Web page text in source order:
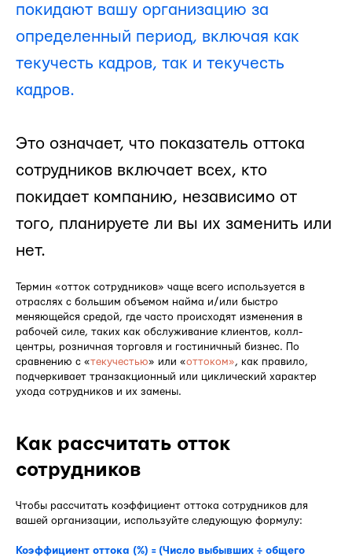
покидают вашу организацию за
определенный период, включая как
текучесть кадров, так и текучесть
кадров.
Это означает, что показатель оттока
сотрудников включает всех, кто
покидает компанию, независимо от
того, планируете ли вы их заменить или
нет.
Термин «отток сотрудников» чаще всего используется в
отраслях с большим объемом найма и/или быстро
меняющейся средой, где часто происходят изменения в
рабочей силе, таких как обслуживание клиентов, колл-
центры, розничная торговля и гостиничный бизнес. По
сравнению с «текучестью» или «оттоком», как правило,
подчеркивает транзакционный или циклический характер
ухода сотрудников и их замены.
Как рассчитать отток
сотрудников
Чтобы рассчитать коэффициент оттока сотрудников для
вашей организации, используйте следующую формулу:
Коэффициент оттока (%) = (Число выбывших ÷ общего